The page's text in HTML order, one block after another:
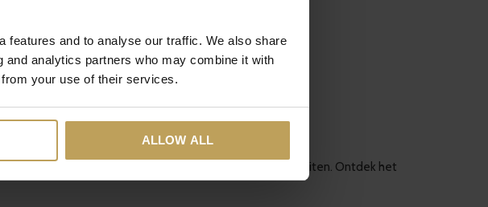
features and to analyse our traffic. We also share
analytics partners who may combine it with
your use of their services.
ALLOW ALL
voor elkaar zodat je kan opgaan in het moment.
groene thee vulling zijn perfect om je diner mee af te sluiten. Ontdek het